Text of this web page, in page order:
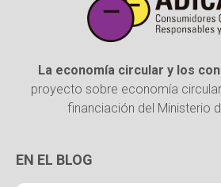
La economía circular y los
proyecto sobre economía
financiación del Ministerio
EN EL BLOG